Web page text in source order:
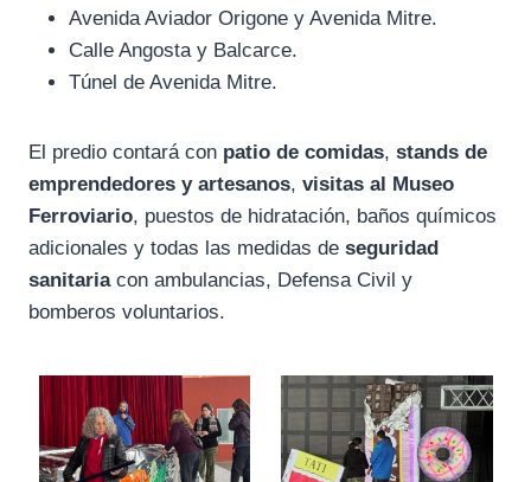
Avenida Aviador Origone y Avenida Mitre.
Calle Angosta y Balcarce.
Túnel de Avenida Mitre.
El predio contará con patio de comidas, stands de
emprendedores y artesanos, visitas al Museo
Ferroviario, puestos de hidratación, baños químicos
adicionales y todas las medidas de seguridad
sanitariacon ambulancias, Defensa Civil y
bomberos voluntarios.